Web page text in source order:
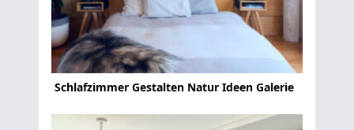
Schlafzimmer Gestalten Natur Ideen Galerie